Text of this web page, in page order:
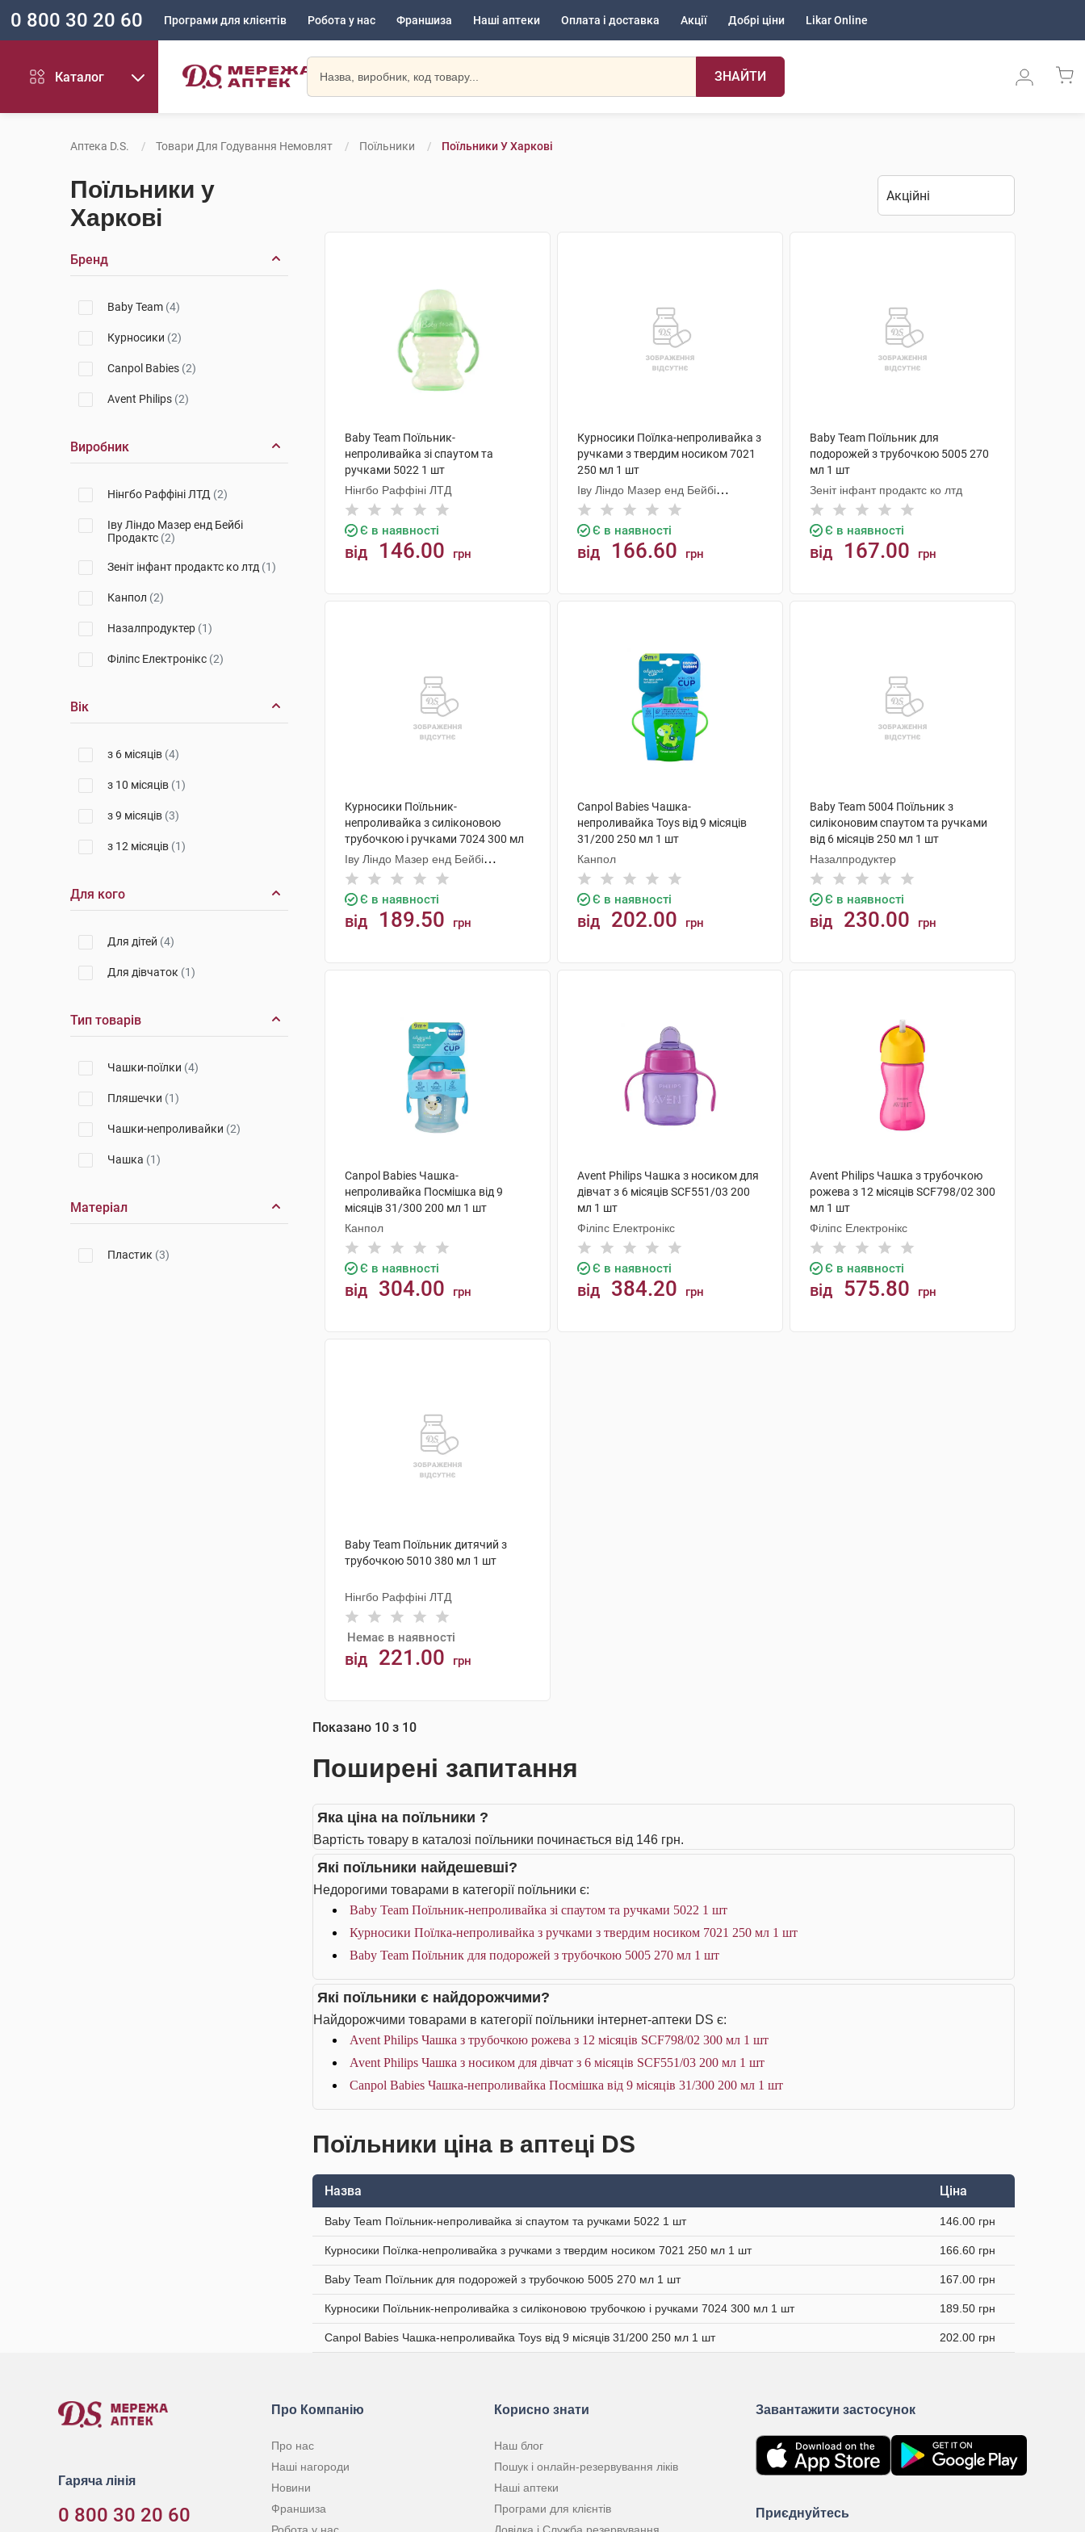
0 800 30 20 60 Програми для клієнтів Робота у нас Франшиза Наші аптеки Оплата і доставка Акції Добрі ціни Likar Online
Каталог ЗНАЙТИ
Аптека D.S. Товари Для Годування Немовлят Поїльники Поїльники У Харкові
Поїльники у
Харкові
Бренд
Baby Team (4)
Курносики (2)
Canpol Babies (2)
Avent Philips (2)
Виробник
Нінгбо Раффіні ЛТД (2)
Іву Ліндо Мазер енд Бейбі
Продактс (2)
Зеніт інфант продактс ко лтд (1)
Канпол (2)
Назалпродуктер (1)
Філіпс Електронікс (2)
Вік
з 6 місяців (4)
з 10 місяців (1)
з 9 місяців (3)
з 12 місяців (1)
Для кого
Для дітей (4)
Для дівчаток (1)
Тип товарів
Чашки-поїлки (4)
Пляшечки (1)
Чашки-непроливайки (2)
Чашка (1)
Матеріал
Пластик (3)
Baby Team Поїльник-
непроливайка зі спаутом та
ручками 5022 1 шт
Нінгбо Раффіні ЛТД
Є в наявності
від 146.00 грн
Курносики Поїлка-непроливайка з
ручками з твердим носиком 7021
250 мл 1 шт
Іву Ліндо Мазер енд Бейбі
Продактс
Є в наявності
від 166.60 грн
Baby Team Поїльник для
подорожей з трубочкою 5005 270
мл 1 шт
Зеніт інфант продактс ко лтд
Є в наявності
від 167.00 грн
Курносики Поїльник-
непроливайка з силіконовою
трубочкою і ручками 7024 300 мл
1 шт
Іву Ліндо Мазер енд Бейбі
Продактс
Є в наявності
від 189.50 грн
Canpol Babies Чашка-
непроливайка Toys від 9 місяців
31/200 250 мл 1 шт
Канпол
Є в наявності
від 202.00 грн
Baby Team 5004 Поїльник з
силіконовим спаутом та ручками
від 6 місяців 250 мл 1 шт
Назалпродуктер
Є в наявності
від 230.00 грн
Canpol Babies Чашка-
непроливайка Посмішка від 9
місяців 31/300 200 мл 1 шт
Канпол
Є в наявності
від 304.00 грн
Avent Philips Чашка з носиком для
дівчат з 6 місяців SCF551/03 200
мл 1 шт
Філіпс Електронікс
Є в наявності
від 384.20 грн
Avent Philips Чашка з трубочкою
рожева з 12 місяців SCF798/02 300
мл 1 шт
Філіпс Електронікс
Є в наявності
від 575.80 грн
Baby Team Поїльник дитячий з
трубочкою 5010 380 мл 1 шт
Нінгбо Раффіні ЛТД
Немає в наявності
від 221.00 грн
АНАЛОГИ
Показано 10 з 10
Поширені запитання
Яка ціна на поїльники ?
Вартість товару в каталозі поїльники починається від 146 грн.
Які поїльники найдешевші?
Недорогими товарами в категорії поїльники є:
Baby Team Поїльник-непроливайка зі спаутом та ручками 5022 1 шт
Курносики Поїлка-непроливайка з ручками з твердим носиком 7021 250 мл 1 шт
Baby Team Поїльник для подорожей з трубочкою 5005 270 мл 1 шт
Які поїльники є найдорожчими?
Найдорожчими товарами в категорії поїльники інтернет-аптеки DS є:
Avent Philips Чашка з трубочкою рожева з 12 місяців SCF798/02 300 мл 1 шт
Avent Philips Чашка з носиком для дівчат з 6 місяців SCF551/03 200 мл 1 шт
Canpol Babies Чашка-непроливайка Посмішка від 9 місяців 31/300 200 мл 1 шт
Поїльники ціна в аптеці DS
Назва Ціна
Baby Team Поїльник-непроливайка зі спаутом та ручками 5022 1 шт 146.00 грн
Курносики Поїлка-непроливайка з ручками з твердим носиком 7021 250 мл 1 шт 166.60 грн
Baby Team Поїльник для подорожей з трубочкою 5005 270 мл 1 шт 167.00 грн
Курносики Поїльник-непроливайка з силіконовою трубочкою і ручками 7024 300 мл 1 шт 189.50 грн
Canpol Babies Чашка-непроливайка Toys від 9 місяців 31/200 250 мл 1 шт 202.00 грн
Гаряча лінія
0 800 30 20 60
Про Компанію
Про нас
Наші нагороди
Новини
Франшиза
Корисно знати
Наш блог
Пошук і онлайн-резервування ліків
Наші аптеки
Програми для клієнтів
Завантажити застосунок
Приєднуйтесь